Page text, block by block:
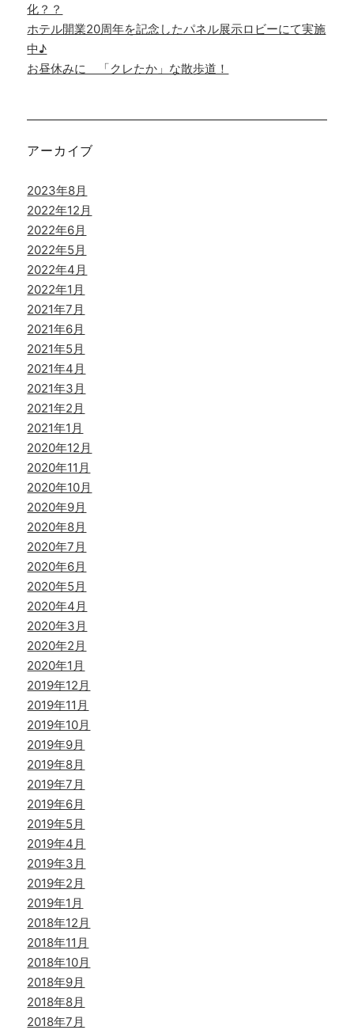
化？？
ホテル開業20周年を記念したパネル展示ロビーにて実施
中♪
お昼休みに 「クレたか」な散歩道！
アーカイブ
2023年8月
2022年12月
2022年6月
2022年5月
2022年4月
2022年1月
2021年7月
2021年6月
2021年5月
2021年4月
2021年3月
2021年2月
2021年1月
2020年12月
2020年11月
2020年10月
2020年9月
2020年8月
2020年7月
2020年6月
2020年5月
2020年4月
2020年3月
2020年2月
2020年1月
2019年12月
2019年11月
2019年10月
2019年9月
2019年8月
2019年7月
2019年6月
2019年5月
2019年4月
2019年3月
2019年2月
2019年1月
2018年12月
2018年11月
2018年10月
2018年9月
2018年8月
2018年7月